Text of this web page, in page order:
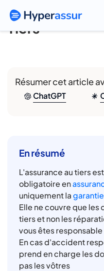
Tiers
Résumer cet article
ChatGPT
En résumé
L'assurance au tiers
obligatoire en
uniquement la
Elle ne couvre que les
tiers et non les
vous êtes responsable
En cas d'accident
prend en charge les
pas les vôtres